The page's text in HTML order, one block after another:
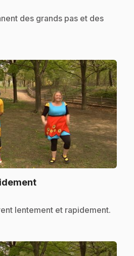
des grands pas et des
.
lentement et rapidement.